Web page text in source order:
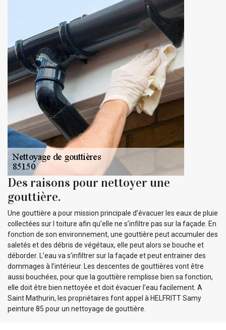
Des raisons pour nettoyer une
gouttière.
Une gouttière a pour mission principale d’évacuer les eaux de pluie
collectées sur l toiture afin qu’elle ne s’infiltre pas sur la façade. En
fonction de son environnement, une gouttière peut accumuler des
saletés et des débris de végétaux, elle peut alors se bouche et
déborder. L’eau va s’infiltrer sur la façade et peut entrainer des
dommages à l’intérieur. Les descentes de gouttières vont être
aussi bouchées, pour que la gouttière remplisse bien sa fonction,
elle doit être bien nettoyée et doit évacuer l’eau facilement. A
Saint Mathurin, les propriétaires font appel à HELFRITT Samy
peinture 85 pour un nettoyage de gouttière.